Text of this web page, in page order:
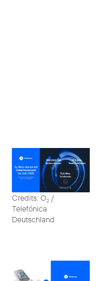
Credits: O2 /
Telefónica
Deutschland